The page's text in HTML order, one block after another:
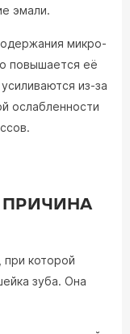
эмали.
микро-
повышается её
из-за
ослабленности
ПРИЧИНА
которой
зуба. Она